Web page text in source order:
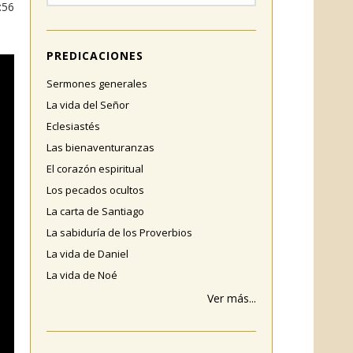
PREDICACIONES
Sermones generales
La vida del Señor
Eclesiastés
Las bienaventuranzas
El corazón espiritual
Los pecados ocultos
La carta de Santiago
La sabiduría de los Proverbios
La vida de Daniel
La vida de Noé
Ver más...